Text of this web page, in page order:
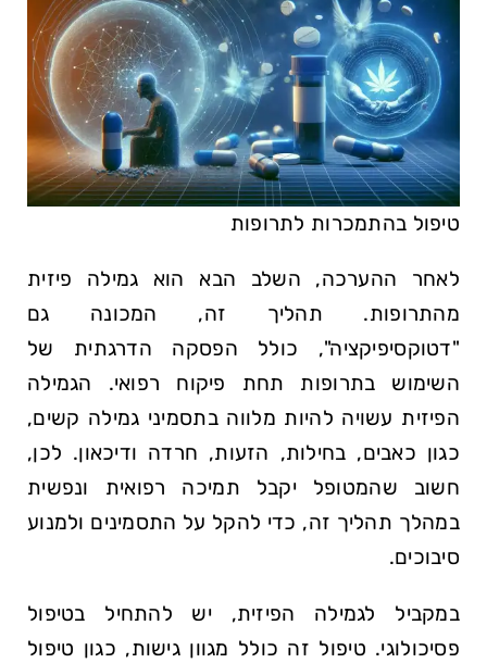
טיפול בהתמכרות לתרופות
לאחר ההערכה, השלב הבא הוא גמילה פיזית
מהתרופות. תהליך זה, המכונה גם
"דטוקסיפיקציה", כולל הפסקה הדרגתית של
השימוש בתרופות תחת פיקוח רפואי. הגמילה
הפיזית עשויה להיות מלווה בתסמיני גמילה קשים,
כגון כאבים, בחילות, הזעות, חרדה ודיכאון. לכן,
חשוב שהמטופל יקבל תמיכה רפואית ונפשית
במהלך תהליך זה, כדי להקל על התסמינים ולמנוע
סיבוכים.
במקביל לגמילה הפיזית, יש להתחיל בטיפול
פסיכולוגי. טיפול זה כולל מגוון גישות, כגון טיפול